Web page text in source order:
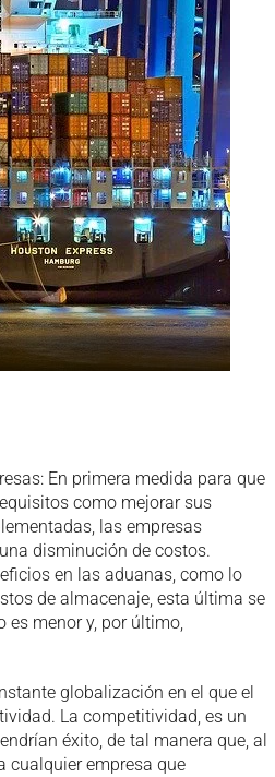
En primera medida para que
como mejorar sus
las empresas
disminución de costos.
en las aduanas, como lo
de almacenaje, esta última se
es menor y, por último,
globalización en el que el
La competitividad, es un
éxito, de tal manera que, al
cualquier empresa que